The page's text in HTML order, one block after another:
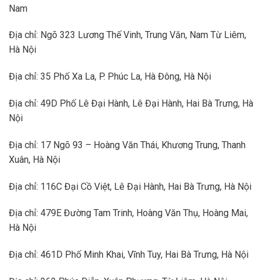
Nam
Địa chỉ: Ngõ 323 Lương Thế Vinh, Trung Văn, Nam Từ Liêm,
Hà Nội
Địa chỉ: 35 Phố Xa La, P. Phúc La, Hà Đông, Hà Nội
Địa chỉ: 49D Phố Lê Đại Hành, Lê Đại Hành, Hai Bà Trưng, Hà
Nội
Địa chỉ: 17 Ngõ 93 – Hoàng Văn Thái, Khương Trung, Thanh
Xuân, Hà Nội
Địa chỉ: 116C Đại Cồ Việt, Lê Đại Hành, Hai Bà Trưng, Hà Nội
Địa chỉ: 479E Đường Tam Trinh, Hoàng Văn Thụ, Hoàng Mai,
Hà Nội
Địa chỉ: 461D Phố Minh Khai, Vĩnh Tuy, Hai Bà Trưng, Hà Nội